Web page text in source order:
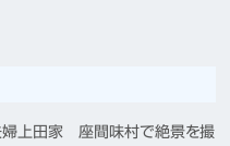
婦上田家 座間味村で絶景を撮